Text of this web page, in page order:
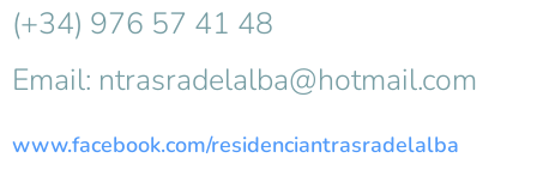
(+34) 976 57 41 48
Email: ntrasradelalba@hotmail.com
www.facebook.com/residenciantrasradelalba